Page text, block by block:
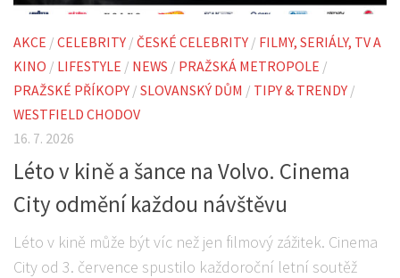
AKCE / CELEBRITY / ČESKÉ CELEBRITY / FILMY, SERIÁLY, TV A
KINO / LIFESTYLE / NEWS / PRAŽSKÁ METROPOLE /
PRAŽSKÉ PŘÍKOPY / SLOVANSKÝ DŮM / TIPY & TRENDY /
WESTFIELD CHODOV
16. 7. 2026
Léto v kině a šance na Volvo. Cinema
City odmění každou návštěvu
Léto v kině může být víc než jen filmový zážitek. Cinema
City od 3. července spustilo každoroční letní soutěž